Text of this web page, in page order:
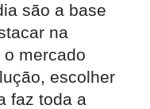
são a base
na
mercado
escolher
faz toda a